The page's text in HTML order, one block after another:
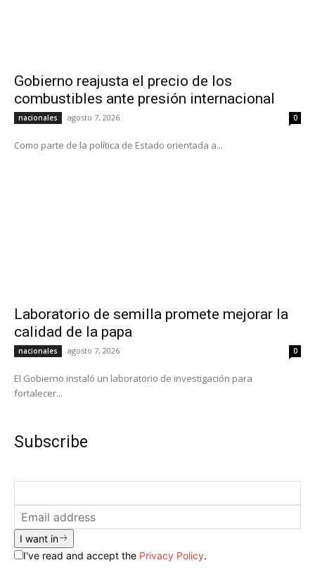
Gobierno reajusta el precio de los
combustibles ante presión internacional
nacionales agosto 7, 2026 0
Como parte de la política de Estado orientada a...
Laboratorio de semilla promete mejorar la
calidad de la papa
nacionales agosto 7, 2026 0
El Gobierno instaló un laboratorio de investigación para
fortalecer...
Subscribe
I want in
I've read and accept the Privacy Policy.